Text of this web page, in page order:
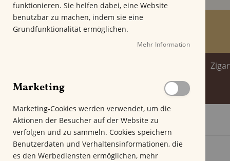
Spirituosenwelt
Startseite Ozona R-Type Snuff
Z
u
funktionieren. Sie helfen dabei, eine Website
benutzbar zu machen, indem sie eine
Grundfunktionalität ermöglichen.
Mehr Information
Marketing
Marketing-Cookies werden verwendet, um die
Aktionen der Besucher auf der Website zu
verfolgen und zu sammeln. Cookies speichern
Benutzerdaten und Verhaltensinformationen, die
es den Werbediensten ermöglichen, mehr